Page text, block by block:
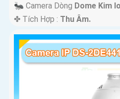
🐜 Camera Dòng Dome Kim
️✤ Tích Hợp : Thu Âm.